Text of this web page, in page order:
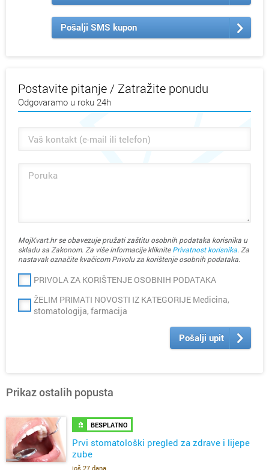
Pošalji SMS kupon
Postavite pitanje / Zatražite ponudu
Odgovaramo u roku 24h
MojKvart.hr se obavezuje pružati zaštitu osobnih podataka korisnika u
skladu sa Zakonom. Za više informacije kliknitePrivatnost korisnika. Za
nastavak označite kvačicom Privolu za korištenje osobnih podataka.
PRIVOLA ZA KORIŠTENJE OSOBNIH PODATAKA
ŽELIM PRIMATI NOVOSTI IZ KATEGORIJE Medicina,
stomatologija, farmacija
Pošalji upit
Prikaz ostalih popusta
BESPLATNO
Prvi stomatološki pregled za zdrave i lijepe
zube
još 27 dana